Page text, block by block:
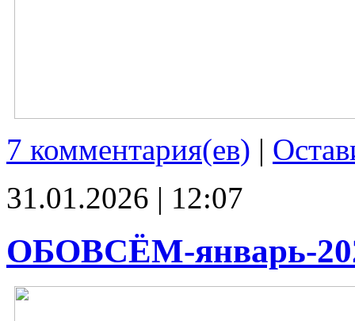
7 комментария(ев) |
31.01.2026 | 12:07
ОБОВСЁМ-январь-